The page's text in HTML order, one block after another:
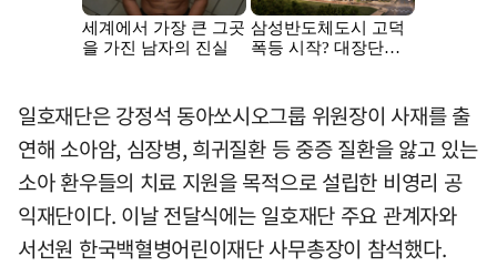
일호재단은 강정석 동아쏘시오그룹 위원장이 사재를 출
연해 소아암, 심장병, 희귀질환 등 중증 질환을 앓고 있는
소아 환우들의 치료 지원을 목적으로 설립한 비영리 공
익재단이다. 이날 전달식에는 일호재단 주요 관계자와
서선원 한국백혈병어린이재단 사무총장이 참석했다.